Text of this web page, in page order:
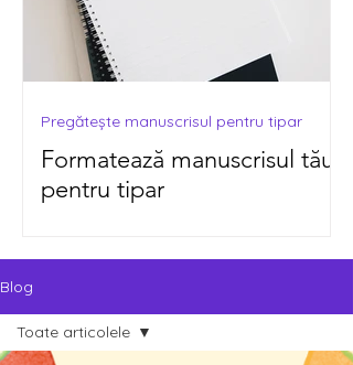
Formatează manuscrisul tău
pentru tipar
Pregătește manuscrisul pentru tipar
Blog
Toate articolele